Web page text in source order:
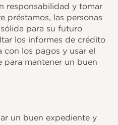
responsabilidad y tomar
préstamos, las personas
para su futuro
los informes de crédito
con los pagos y usar el
mantener un buen
un buen expediente y